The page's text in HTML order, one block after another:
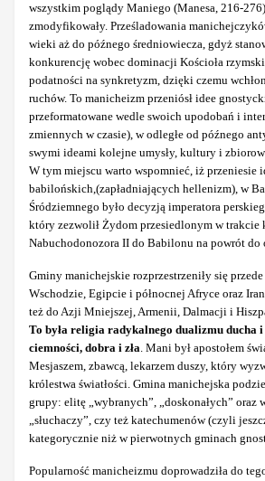
wszystkim poglądy Maniego (Manesa, 216-
zmodyfikowały. Prześladowania
wieki aż do późnego średniowiecza, gdyż
konkurencję wobec dominacji Kościoła
podatności na synkretyzm, dzięki czemu
ruchów. To manicheizm przeniósł idee
przeformatowane wedle swoich upodobań i
zmiennych w czasie), w odległe od późnego
swymi ideami kolejne umysły, kultury i
W tym miejscu warto wspomnieć, iż przeniesie
babilońskich,(zapładniających hellenizm), w
Śródziemnego było decyzją imperatora
który zezwolił Żydom przesiedlonym w trakcie
Nabuchodonozora II do Babilonu na powrót do
Gminy manichejskie rozprzestrzeniły się
Wschodzie, Egipcie i północnej Afryce oraz
też do Azji Mniejszej, Armenii, Dalmacji i
To była religia radykalnego dualizmu ducha i
ciemności, dobra i zła. Mani był apostołem
Mesjaszem, zbawcą, lekarzem duszy, który
królestwa światłości. Gmina manichejska
grupy: elitę „wybranych”, „doskonałych” oraz
„słuchaczy”, czy też katechumenów (czyli
kategorycznie niż w pierwotnych gminach
Popularność manicheizmu doprowadziła do